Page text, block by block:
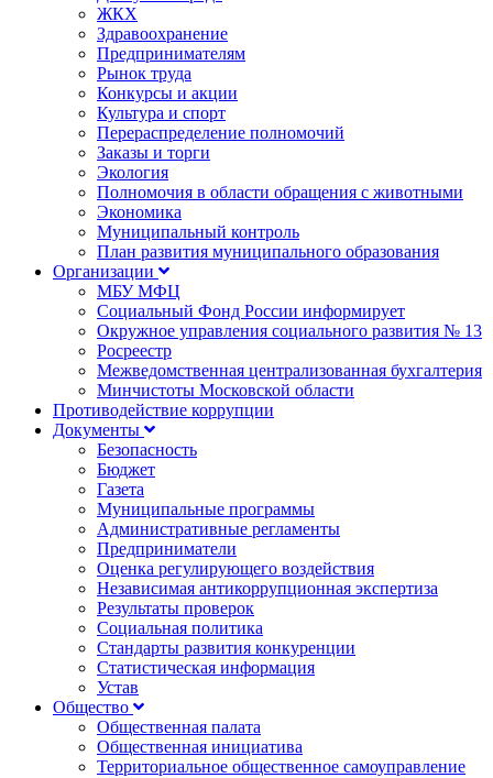
ЖКХ
Здравоохранение
Предпринимателям
Рынок труда
Конкурсы и акции
Культура и спорт
Перераспределение полномочий
Заказы и торги
Экология
Полномочия в области обращения с животными
Экономика
Муниципальный контроль
План развития муниципального образования
Организации
МБУ МФЦ
Социальный Фонд России информирует
Окружное управления социального развития № 13
Росреестр
Межведомственная централизованная бухгалтерия
Минчистоты Московской области
Противодействие коррупции
Документы
Безопасность
Бюджет
Газета
Муниципальные программы
Административные регламенты
Предприниматели
Оценка регулирующего воздействия
Независимая антикоррупционная экспертиза
Результаты проверок
Социальная политика
Стандарты развития конкуренции
Статистическая информация
Устав
Общество
Общественная палата
Общественная инициатива
Территориальное общественное самоуправление